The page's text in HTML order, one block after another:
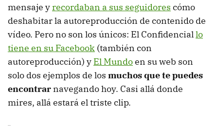
mensaje yrecordaban a sus seguidores cómo
deshabitar la autoreproducción de contenido de
vídeo. Pero no son los únicos: El Confidenciallo
tiene en su Facebook (también con
autoreproducción) y El Mundoen su web son
solo dos ejemplos de los muchos que te puedes
encontrar navegando hoy. Casi allá donde
mires, allá estará el triste clip.